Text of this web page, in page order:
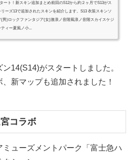
ート！新スキン追加まとめ前回のS12から約２ヶ月でS13がス
ーズ13で追加されたスキンを紹介します。S13 衣装スキンソ
(男)ロックファンタジア(女)激浪ノ音階風浪ノ音階スカイスケジ
ィー夏風ノ小...
14(S14)がスタートしました。
新マップも追加されました！
コラボ
ューズメントパーク「富士急ハ